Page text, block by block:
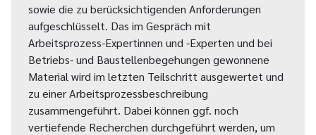
sowie die zu berücksichtigenden Anforderungen
aufgeschlüsselt. Das im Gespräch mit
Arbeitsprozess-Expertinnen und -Experten und bei
Betriebs- und Baustellenbegehungen gewonnene
Material wird im letzten Teilschritt ausgewertet und
zu einer Arbeitsprozessbeschreibung
zusammengeführt. Dabei können ggf. noch
vertiefende Recherchen durchgeführt werden, um